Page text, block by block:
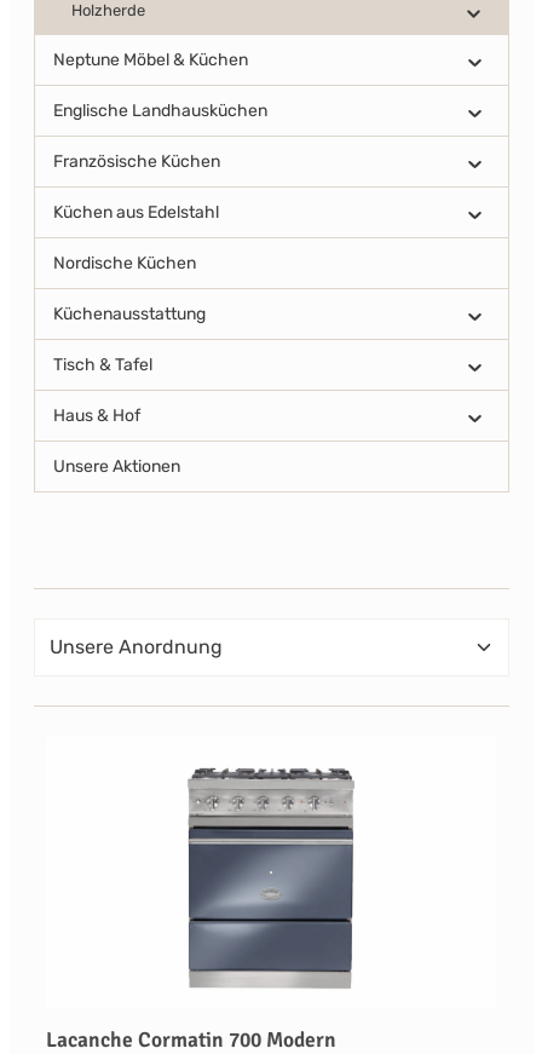
Holzherde
Neptune Möbel & Küchen
Englische Landhausküchen
Französische Küchen
Küchen aus Edelstahl
Nordische Küchen
Küchenausstattung
Tisch & Tafel
Haus & Hof
Unsere Aktionen
Lacanche Cormatin 700 Modern